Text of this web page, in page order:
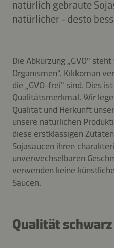
natürlich gebraute
natürlicher - desto
Die Abkürzung „GVO"
Organismen". Kikkoman
die „GVO-frei" sind. Dies
Qualitätsmerkmal. Wir
Qualität und Herkunft
unsere natürlichen
diese erstklassigen
Sojasaucen ihren
unverwechselbaren
verwenden keine
Saucen.
Qualität